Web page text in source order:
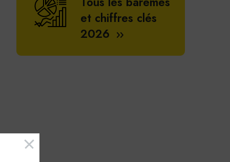
et chiffres clés
2026